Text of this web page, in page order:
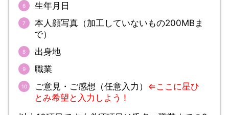
生年月日
本人顔写真（加工していないもの200MBま
で）
出身地
職業
ご意見・ご感想（任意入力） ⇐ここに星ひ
とみ希望と入力しよう !